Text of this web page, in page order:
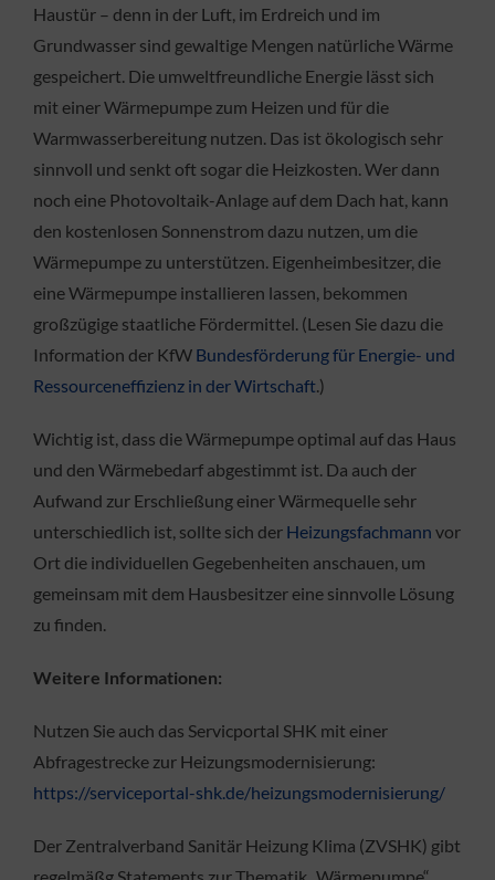
Haustür – denn in der Luft, im Erdreich und im
Grundwasser sind gewaltige Mengen natürliche Wärme
gespeichert. Die umweltfreundliche Energie lässt sich
mit einer Wärmepumpe zum Heizen und für die
Warmwasserbereitung nutzen. Das ist ökologisch sehr
sinnvoll und senkt oft sogar die Heizkosten. Wer dann
noch eine Photovoltaik-Anlage auf dem Dach hat, kann
den kostenlosen Sonnenstrom dazu nutzen, um die
Wärmepumpe zu unterstützen. Eigenheimbesitzer, die
eine Wärmepumpe installieren lassen, bekommen
großzügige staatliche Fördermittel. (Lesen Sie dazu die
Information der KfW Bundesförderung für Energie- und
Ressourceneffizienz in der Wirtschaft.)
Wichtig ist, dass die Wärmepumpe optimal auf das Haus
und den Wärmebedarf abgestimmt ist. Da auch der
Aufwand zur Erschließung einer Wärmequelle sehr
unterschiedlich ist, sollte sich der Heizungsfachmann vor
Ort die individuellen Gegebenheiten anschauen, um
gemeinsam mit dem Hausbesitzer eine sinnvolle Lösung
zu finden.
Weitere Informationen:
Nutzen Sie auch das Servicportal SHK mit einer
Abfragestrecke zur Heizungsmodernisierung:
https://serviceportal-shk.de/heizungsmodernisierung/
Der Zentralverband Sanitär Heizung Klima (ZVSHK) gibt